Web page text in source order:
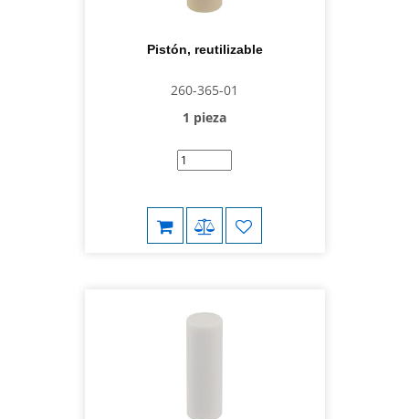
Pistón, reutilizable
260-365-01
1 pieza